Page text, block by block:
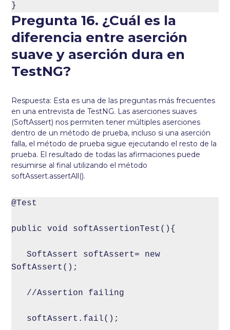
}
Pregunta 16. ¿Cuál es la
diferencia entre aserción
suave y aserción dura en
TestNG?
Respuesta: Esta es una de las preguntas más frecuentes
en una entrevista de TestNG. Las aserciones suaves
(SoftAssert) nos permiten tener múltiples aserciones
dentro de un método de prueba, incluso si una aserción
falla, el método de prueba sigue ejecutando el resto de la
prueba. El resultado de todas las afirmaciones puede
resumirse al final utilizando el método
softAssert.assertAll().
@Test
public void softAssertionTest(){
SoftAssert softAssert= new
SoftAssert();
//Assertion failing
softAssert.fail();